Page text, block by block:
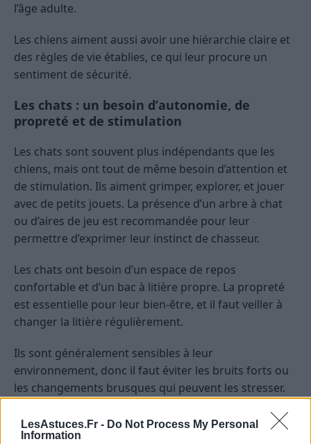
LesAstuces.Fr - Do Not Process My Personal
Information
l’âge adulte.
Les chiens aiment aussi avoir une hiérarchie claire et
des règles de vie établies, ce qui leur procure un
sentiment de sécurité.
Les chats : un besoin d’autonomie, de
propreté et de stimulation
Les chats sont souvent plus indépendants que les
chiens, mais ont tout de même besoin d’attention et
de stimulation. Ils aiment grimper, explorer, et jouer
avec de petits jouets. La présence d’un arbre à chat
ou d’aires de jeu est recommandée pour leur
permettre d’exprimer leur instinct de chasseur.
Les chats ont besoin d’un espace de repos
confortable et d’un bac à litière propre. La propreté
est essentielle pour leur bien-être, et il faut veiller à
changer la litière régulièrement.
Ils sont généralement sensibles à leur
environnement, donc il faut éviter les bruits forts ou
les changements brusques qui peuvent les stresser.
Les rongeurs et petits mammifères : un
espace de vie et une alimentation